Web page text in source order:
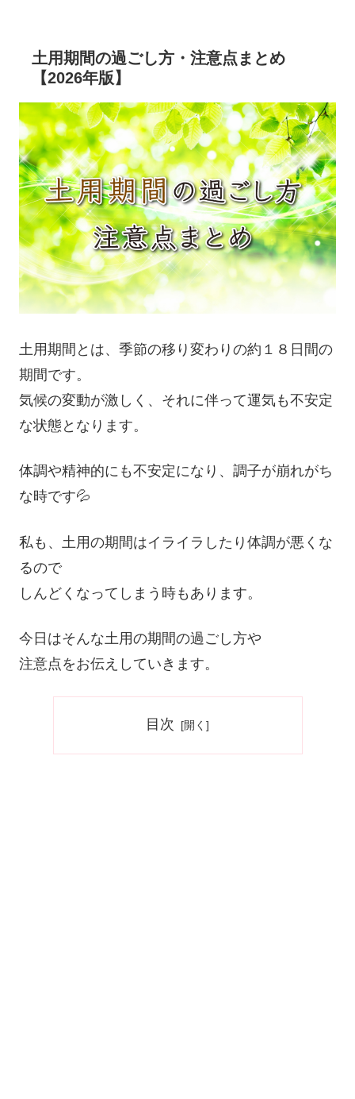
土用期間の過ごし方・注意点まとめ
【2026年版】
土用期間とは、季節の移り変わりの約１８日間の
期間です。
気候の変動が激しく、それに伴って運気も不安定
な状態となります。
体調や精神的にも不安定になり、調子が崩れがち
な時です💦
私も、土用の期間はイライラしたり体調が悪くな
るので
しんどくなってしまう時もあります。
今日はそんな土用の期間の過ごし方や
注意点をお伝えしていきます。
目次